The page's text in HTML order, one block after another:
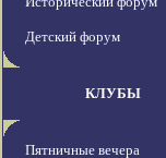
Детский форум
КЛУБЫ
Пятничные вечера